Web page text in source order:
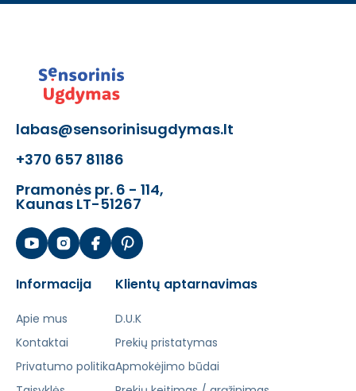
labas@sensorinisugdymas.lt
+370 657 81186
Pramonės pr. 6 - 114,
Kaunas LT-51267
Informacija
Apie mus
Kontaktai
Privatumo politika
Klientų aptarnavimas
D.U.K
Prekių pristatymas
Apmokėjimo būdai